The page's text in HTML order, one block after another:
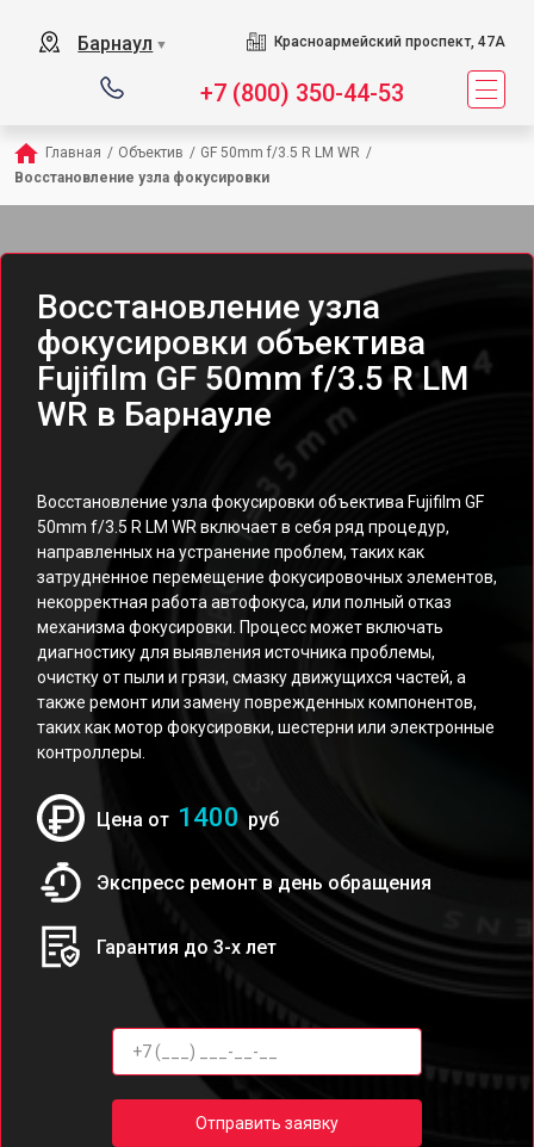
Барнаул ▼ Красноармейский проспект, 47А
+7 (800) 350-44-53
Главная / Объектив / GF 50mm f/3.5 R LM WR /
Восстановление узла фокусировки
Восстановление узла
фокусировки объектива
Fujifilm GF 50mm f/3.5 R LM
WR в Барнауле
Восстановление узла фокусировки объектива Fujifilm GF
50mm f/3.5 R LM WR включает в себя ряд процедур,
направленных на устранение проблем, таких как
затрудненное перемещение фокусировочных элементов,
некорректная работа автофокуса, или полный отказ
механизма фокусировки. Процесс может включать
диагностику для выявления источника проблемы,
очистку от пыли и грязи, смазку движущихся частей, а
также ремонт или замену поврежденных компонентов,
таких как мотор фокусировки, шестерни или электронные
контроллеры.
Цена от 1400 руб
Экспресс ремонт в день обращения
Гарантия до 3-х лет
Отправить заявку